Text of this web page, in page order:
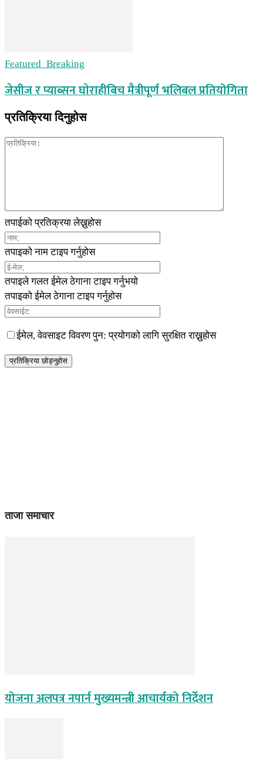
Featured_Breaking
जेसीज र प्याब्सन घाेराहीबिच मैत्रीपूर्ण भलिबल प्रतियोगिता
प्रतिक्रिया दिनुहोस
तपाईको प्रतिक्रया लेख्नुहोस
तपाइको नाम टाइप गर्नुहोस
तपाइले गलत ईमेल ठेगाना टाइप गर्नुभयो
तपाइको ईमेल ठेगाना टाइप गर्नुहोस
ईमेल, वेवसाइट विवरण पुन: प्रयोगको लागि सुरक्षित राख्नुहोस
ताजा समाचार
योजना अलपत्र नपार्न मुख्यमन्त्री आचार्यको निर्देशन